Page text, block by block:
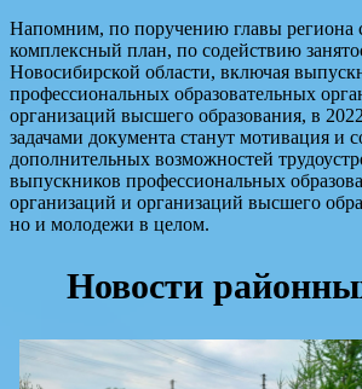
Напомним, по поручению главы региона
комплексный план, по содействию
Новосибирской области, включая
профессиональных образовательных
организаций высшего образования, в
задачами документа станут мотивация и
дополнительных возможностей
выпускников профессиональных
организаций и организаций высшего
но и молодежи в целом.